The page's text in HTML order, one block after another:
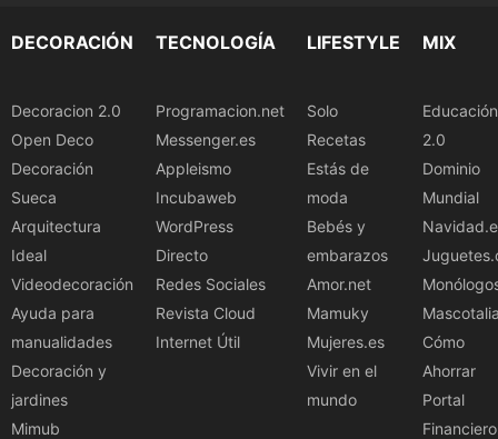
DECORACIÓN
Decoracion 2.0
Open Deco
Decoración
Sueca
Arquitectura
Ideal
Videodecoración
Ayuda para
manualidades
Decoración y
jardines
Mimub
TECNOLOGÍA
Programacion.net
Messenger.es
Appleismo
Incubaweb
WordPress
Directo
Redes Sociales
Revista Cloud
Internet Útil
LIFESTYLE
Solo
Recetas
Estás de
moda
Bebés y
embarazos
Amor.net
Mamuky
Mujeres.es
Vivir en el
mundo
MIX
Educación
2.0
Dominio
Mundial
Cómo
Ahorrar
Portal
Financiero